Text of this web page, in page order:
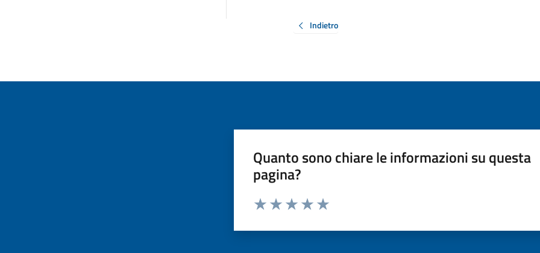
Indietro
Quanto sono chiare le informazioni su questa
pagina?
Valuta da 1 a 5 stelle la pagina